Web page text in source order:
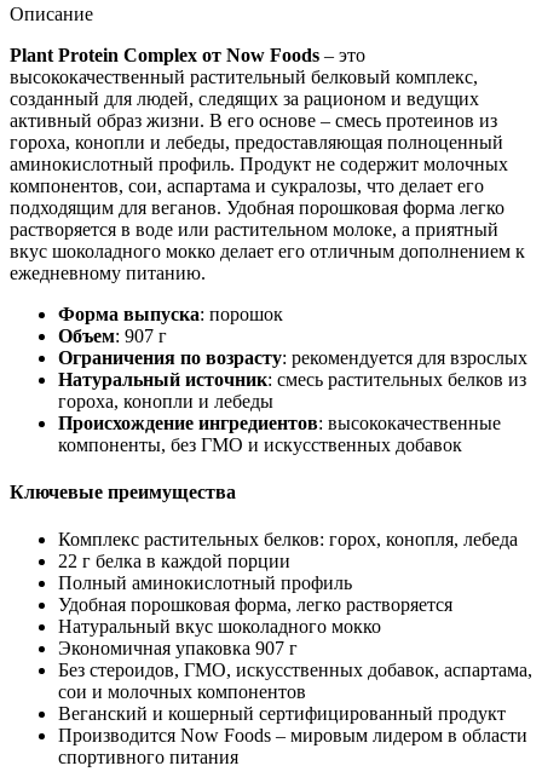
Описание
Plant Protein Complex от Now Foods – это
высококачественный растительный белковый комплекс,
созданный для людей, следящих за рационом и ведущих
активный образ жизни. В его основе – смесь протеинов из
гороха, конопли и лебеды, предоставляющая полноценный
аминокислотный профиль. Продукт не содержит молочных
компонентов, сои, аспартама и сукралозы, что делает его
подходящим для веганов. Удобная порошковая форма легко
растворяется в воде или растительном молоке, а приятный
вкус шоколадного мокко делает его отличным дополнением к
ежедневному питанию.
Форма выпуска: порошок
Объем: 907 г
Ограничения по возрасту: рекомендуется для взрослых
Натуральный источник: смесь растительных белков из
гороха, конопли и лебеды
Происхождение ингредиентов: высококачественные
компоненты, без ГМО и искусственных добавок
Ключевые преимущества
Комплекс растительных белков: горох, конопля, лебеда
22 г белка в каждой порции
Полный аминокислотный профиль
Удобная порошковая форма, легко растворяется
Натуральный вкус шоколадного мокко
Экономичная упаковка 907 г
Без стероидов, ГМО, искусственных добавок, аспартама,
сои и молочных компонентов
Веганский и кошерный сертифицированный продукт
Производится Now Foods – мировым лидером в области
спортивного питания